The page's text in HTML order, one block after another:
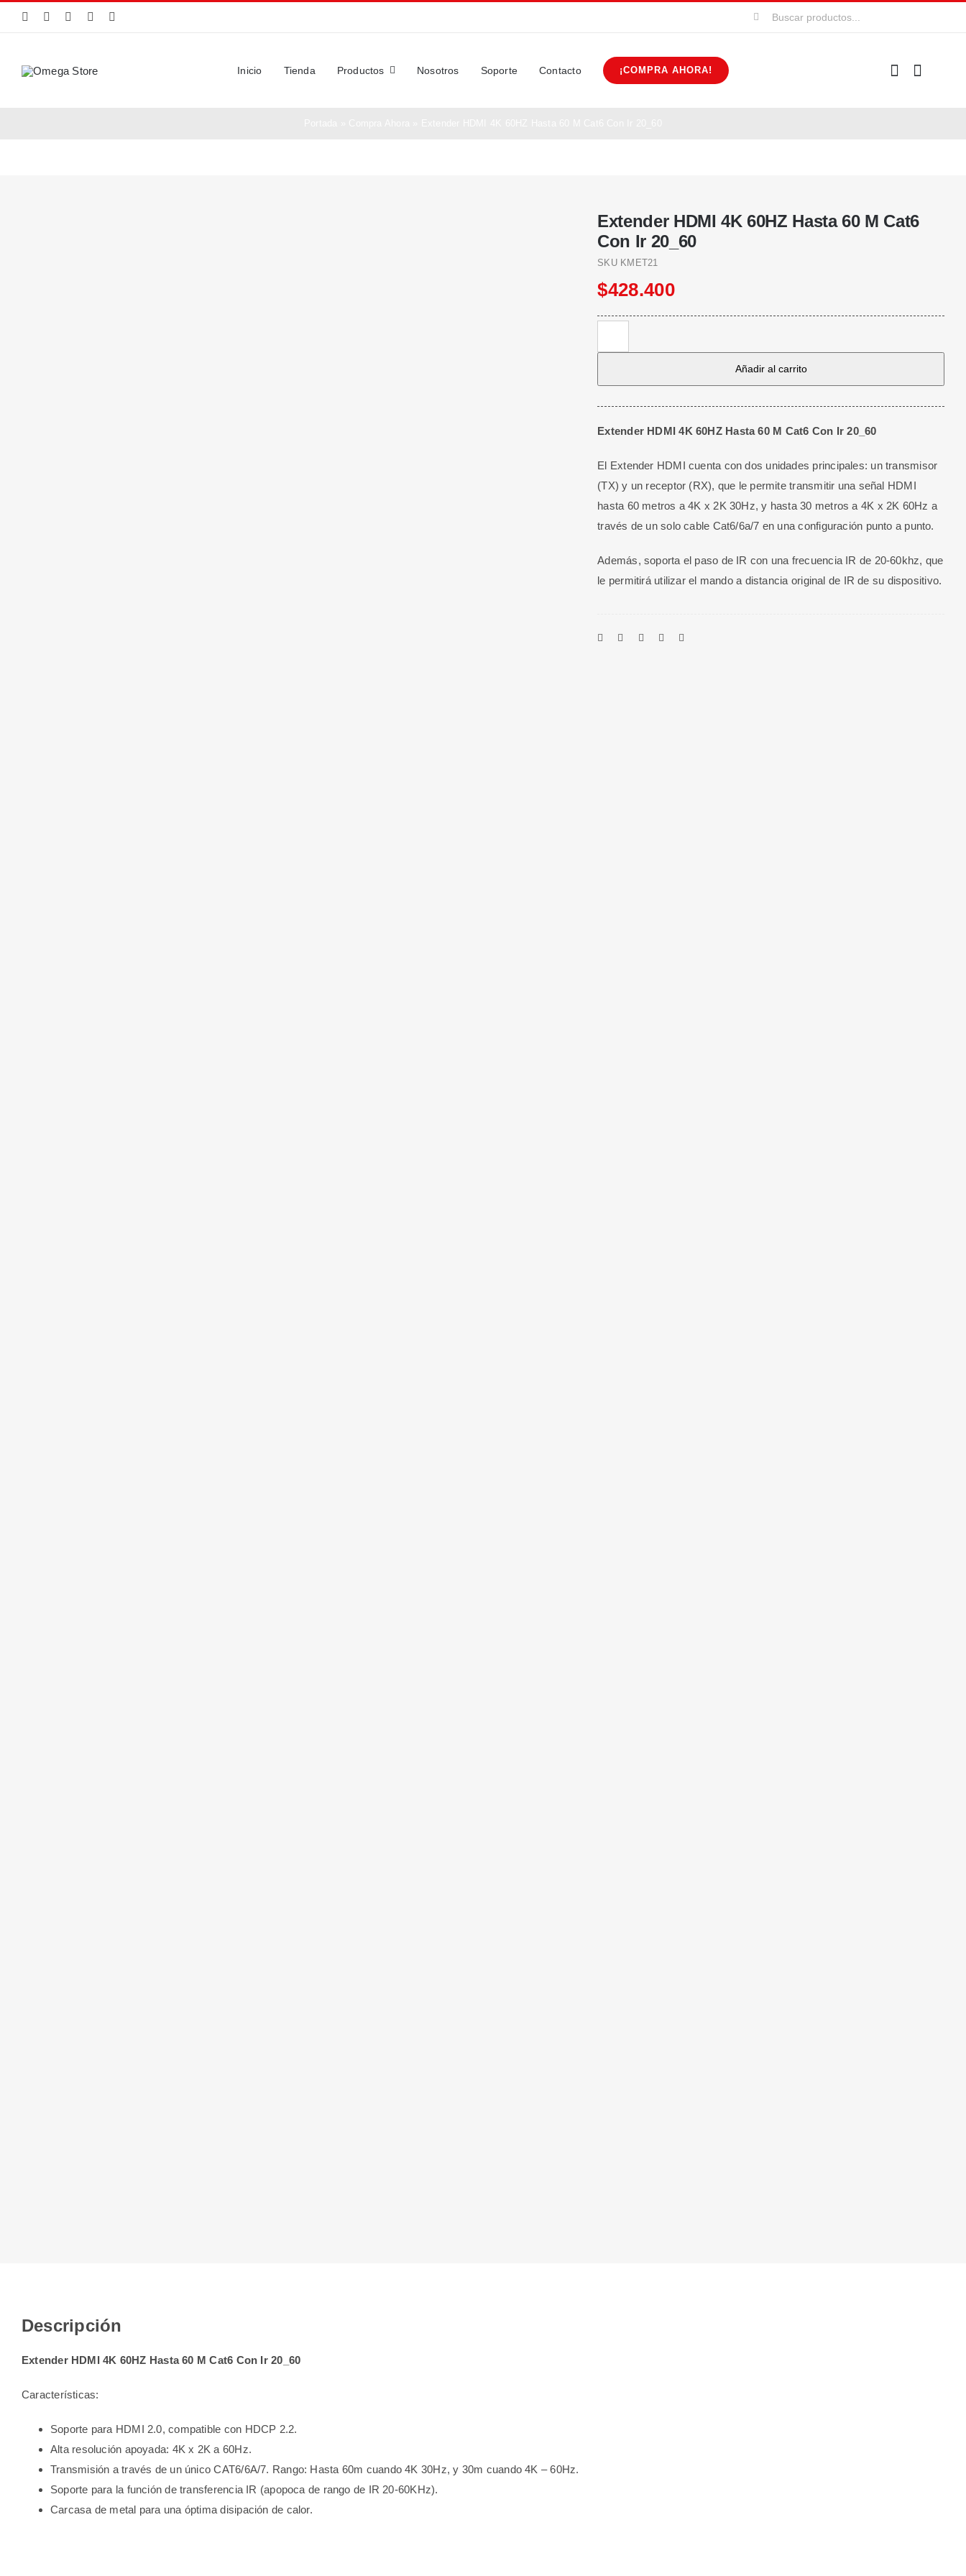
Buscar:
Inicio Tienda Productos Nosotros Soporte Contacto ¡COMPRA AHORA!
Extender HDMI 4K 60HZ Hasta 60 M Cat6
Con Ir 20_60
SKU KMET21
$428.400
HDMI
60HZ
Hasta
60
Cat6
Con
Ir
20_60
Añadir al carrito
Extender HDMI 4K 60HZ Hasta 60 M Cat6 Con Ir 20_60
El Extender HDMI cuenta con dos unidades principales: un transmisor
(TX) y un receptor (RX), que le permite transmitir una señal HDMI
hasta 60 metros a 4K x 2K 30Hz, y hasta 30 metros a 4K x 2K 60Hz a
través de un solo cable Cat6/6a/7 en una configuración punto a punto.
Además, soporta el paso de IR con una frecuencia IR de 20-60khz, que
le permitirá utilizar el mando a distancia original de IR de su dispositivo.
Descripción
Extender HDMI 4K 60HZ Hasta 60 M Cat6 Con Ir 20_60
Características:
Soporte para HDMI 2.0, compatible con HDCP 2.2.
Alta resolución apoyada: 4K x 2K a 60Hz.
Transmisión a través de un único CAT6/6A/7. Rango: Hasta 60m cuando 4K 30Hz, y 30m cuando 4K – 60Hz.
Soporte para la función de transferencia IR (apopoca de rango de IR 20-60KHz).
Carcasa de metal para una óptima disipación de calor.